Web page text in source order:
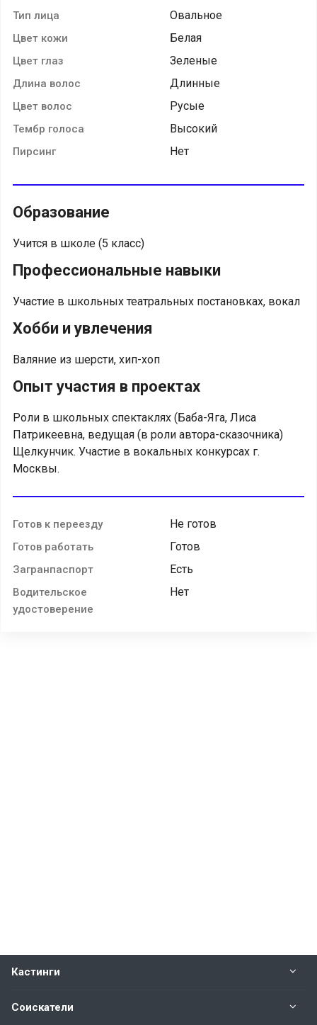
Тип лица Овальное
Цвет кожи Белая
Цвет глаз Зеленые
Длина волос Длинные
Цвет волос Русые
Тембр голоса Высокий
Пирсинг Нет
Образование
Учится в школе (5 класс)
Профессиональные навыки
Участие в школьных театральных постановках, вокал
Хобби и увлечения
Валяние из шерсти, хип-хоп
Опыт участия в проектах
Роли в школьных спектаклях (Баба-Яга, Лиса
Патрикеевна, ведущая (в роли автора-сказочника)
Щелкунчик. Участие в вокальных конкурсах г.
Москвы.
Готов к переезду Не готов
Готов работать Готов
Загранпаспорт Есть
Водительское
удостоверение
Нет
Кастинги
Соискатели